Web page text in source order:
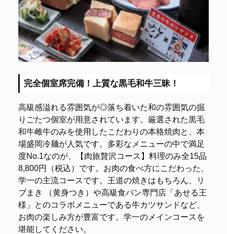
完全個室席完備！上質な黒毛和牛三昧！
高級感溢れる雰囲気が◎落ち着いた和の雰囲気の掘
りごたつ個室が用意されています。厳選された黒毛
和牛雌牛のみを使用したこだわりの本格焼肉と、本
場盛岡冷麺が人気です。多彩なメニューの中で満足
度No.1なのが、【肉旅贅沢コース】料理のみ全15品
8,800円（税込）です。お肉の食べ方にこだわった、
学一の主流コースです。王道の焼きはもちろん、リ
ブまき （黄身つき）や高級食パン専門店「あせる王
様」とのコラボメニューである牛カツサンドなど、
お肉の楽しみ方が豊富です。学一のメインコースを
堪能してください。